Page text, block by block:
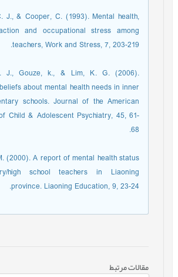
J., & Cooper, C. (1993). Mental health,
and occupational stress among
teachers, Work and Stress, 7, 203-219.
J., Gouze, k., & Lim, K. G. (2006).
about mental health needs in inner
schools. Journal of the American
Child & Adolescent Psychiatry, 45, 61-
68.
(2000). A report of mental health status
high school teachers in Liaoning
province. Liaoning Education, 9, 23-24.
مقالات مرتبط